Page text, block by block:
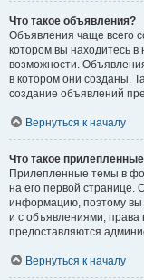
Что такое объявления?
Объявления чаще всего
котором вы находитесь
возможности.
в котором они созданы.
создание объявлений
Вернуться к началу
Что такое
Прилепленные темы в
на его первой странице.
информацию, поэтому вы
и с объявлениями,
предоставляются
Вернуться к началу